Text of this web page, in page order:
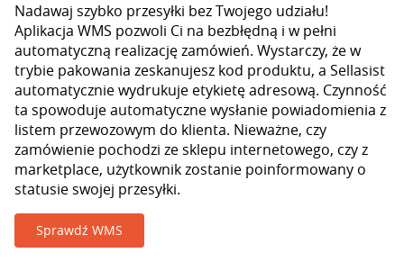
Nadawaj szybko przesyłki bez Twojego udziału!
Aplikacja WMS pozwoli Ci na bezbłędną i w pełni
automatyczną realizację zamówień. Wystarczy, że w
trybie pakowania zeskanujesz kod produktu, a Sellasist
automatycznie wydrukuje etykietę adresową. Czynność
ta spowoduje automatyczne wysłanie powiadomienia z
listem przewozowym do klienta. Nieważne, czy
zamówienie pochodzi ze sklepu internetowego, czy z
marketplace, użytkownik zostanie poinformowany o
statusie swojej przesyłki.
Sprawdź WMS